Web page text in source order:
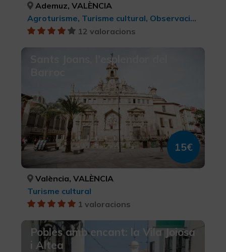
Ademuz, VALÈNCIA
Agroturisme, Turisme cultural, Observació d'ocells
12 valoracions
Sants Joans, l'esplendor del
15€
València, VALÈNCIA
Turisme cultural
1 valoracions
Pobles amb encant: la Vila Joiosa
i Altea